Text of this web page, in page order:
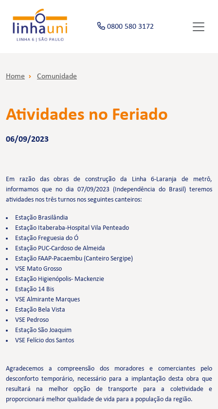
0800 580 3172
Home Comunidade
Atividades no Feriado
06/09/2023
Em razão das obras de construção da Linha 6-Laranja de metrô,
informamos que no dia 07/09/2023 (Independência do Brasil) teremos
atividades nos três turnos nos seguintes canteiros:
Estação Brasilândia
Estação Itaberaba-Hospital Vila Penteado
Estação Freguesia do Ó
Estação PUC-Cardoso de Almeida
Estação FAAP-Pacaembu (Canteiro Sergipe)
VSE Mato Grosso
Estação Higienópolis- Mackenzie
Estação 14 Bis
VSE Almirante Marques
Estação Bela Vista
VSE Pedroso
Estação São Joaquim
VSE Felício dos Santos
Agradecemos a compreensão dos moradores e comerciantes pelo
desconforto temporário, necessário para a implantação desta obra que
resultará na melhor opção de transporte para a coletividade e
proporcionará melhor qualidade de vida para a população da região.